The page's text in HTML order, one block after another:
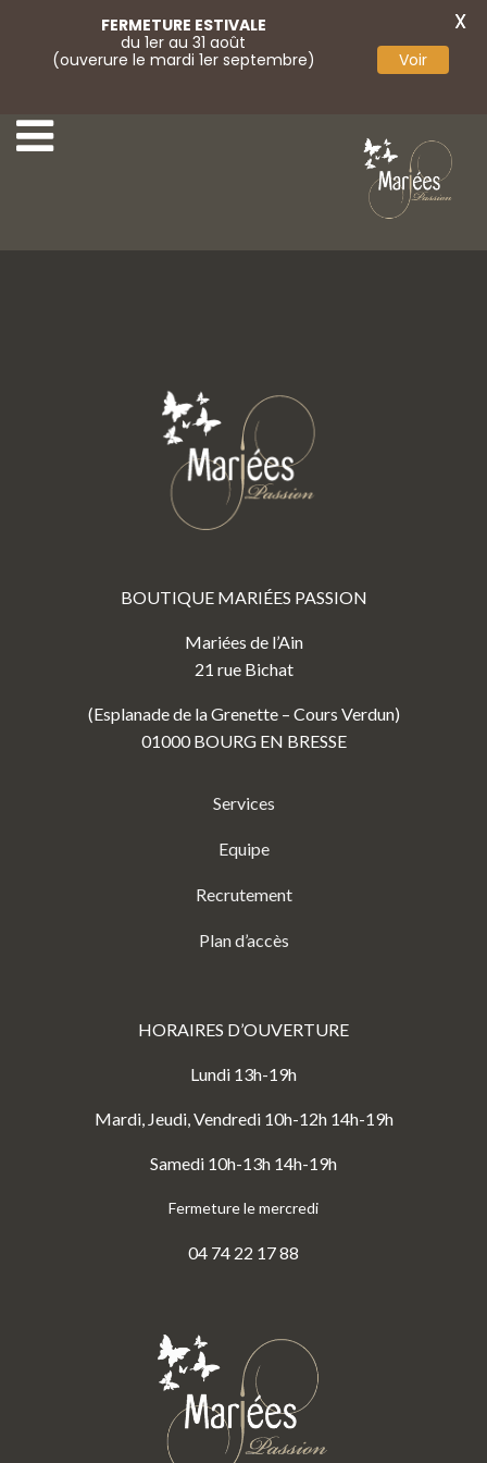
BOUTIQUE MARIÉES PASSION
Mariées de l’Ain
21 rue Bichat
(Esplanade de la Grenette – Cours Verdun)
01000 BOURG EN BRESSE
Services
Equipe
Recrutement
Plan d’accès
HORAIRES D’OUVERTURE
Lundi 13h-19h
Mardi, Jeudi, Vendredi 10h-12h 14h-19h
Samedi 10h-13h 14h-19h
Fermeture le mercredi
04 74 22 17 88
FERMETURE ESTIVALE
du 1er au 31 août
(ouverure le mardi 1er septembre)
Voir
X